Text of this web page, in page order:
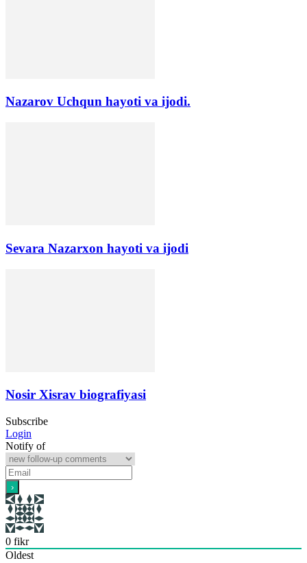
Nazarov Uchqun hayoti va ijodi.
Sevara Nazarxon hayoti va ijodi
Nosir Xisrav biografiyasi
Subscribe
Login
Notify of
0 fikr
Oldest